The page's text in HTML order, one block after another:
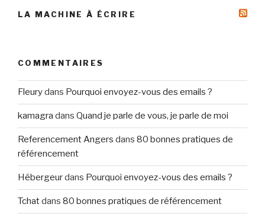
LA MACHINE À ÉCRIRE
COMMENTAIRES
Fleurydans Pourquoi envoyez-vous des emails ?
kamagra dans Quand je parle de vous, je parle de moi
Referencement Angers dans 80 bonnes pratiques de
référencement
Hébergeurdans Pourquoi envoyez-vous des emails ?
Tchatdans 80 bonnes pratiques de référencement